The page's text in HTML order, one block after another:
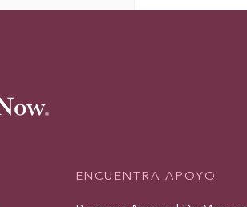
ENCUENTRA APOYO